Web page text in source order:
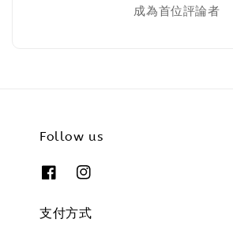
成為首位評論者
Follow us
支付方式